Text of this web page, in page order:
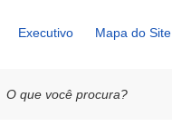
Executivo Mapa do Site